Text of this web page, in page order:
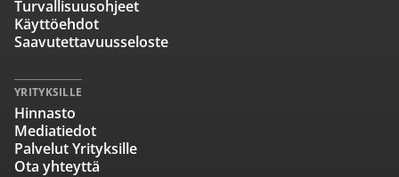
Turvallisuusohjeet
Käyttöehdot
Saavutettavuusseloste
YRITYKSILLE
Hinnasto
Mediatiedot
Palvelut Yrityksille
Ota yhteyttä